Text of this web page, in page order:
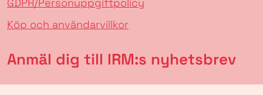
Köp och användarvillkor
Anmäl dig till IRM:s nyhetsbrev